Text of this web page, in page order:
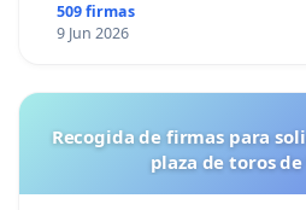
509 firmas
9 Jun 2026
Recogida de firmas para
plaza de toros